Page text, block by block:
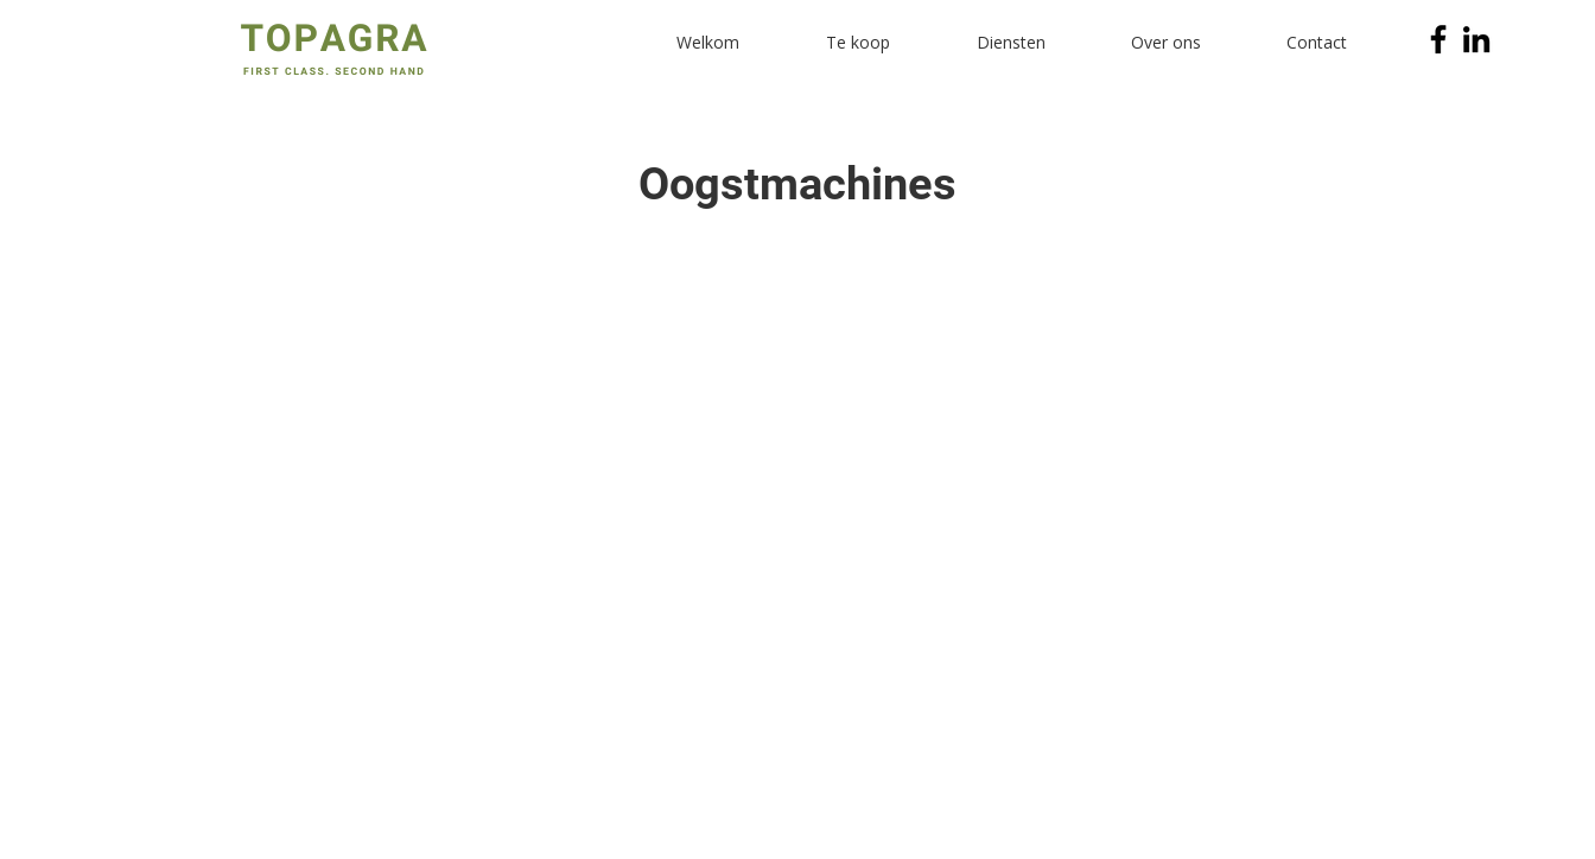
Welkom Te koop Diensten Over ons Contact
Oogstmachines